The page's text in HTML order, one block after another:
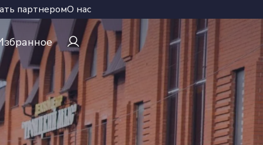
партнеромО нас